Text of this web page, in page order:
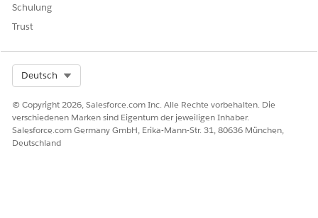
Schulung
Trust
Deutsch
© Copyright 2026, Salesforce.com Inc. Alle Rechte vorbehalten. Die
verschiedenen Marken sind Eigentum der jeweiligen Inhaber.
Salesforce.com Germany GmbH, Erika-Mann-Str. 31, 80636 München,
Deutschland